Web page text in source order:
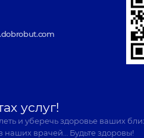
услуг!
и уберечь здоровье ваших
наших врачей… Будьте здоровы!